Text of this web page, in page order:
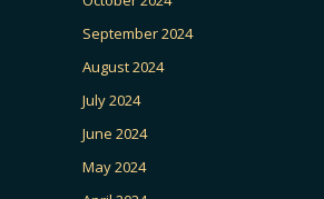
September 2024
August 2024
July 2024
June 2024
May 2024